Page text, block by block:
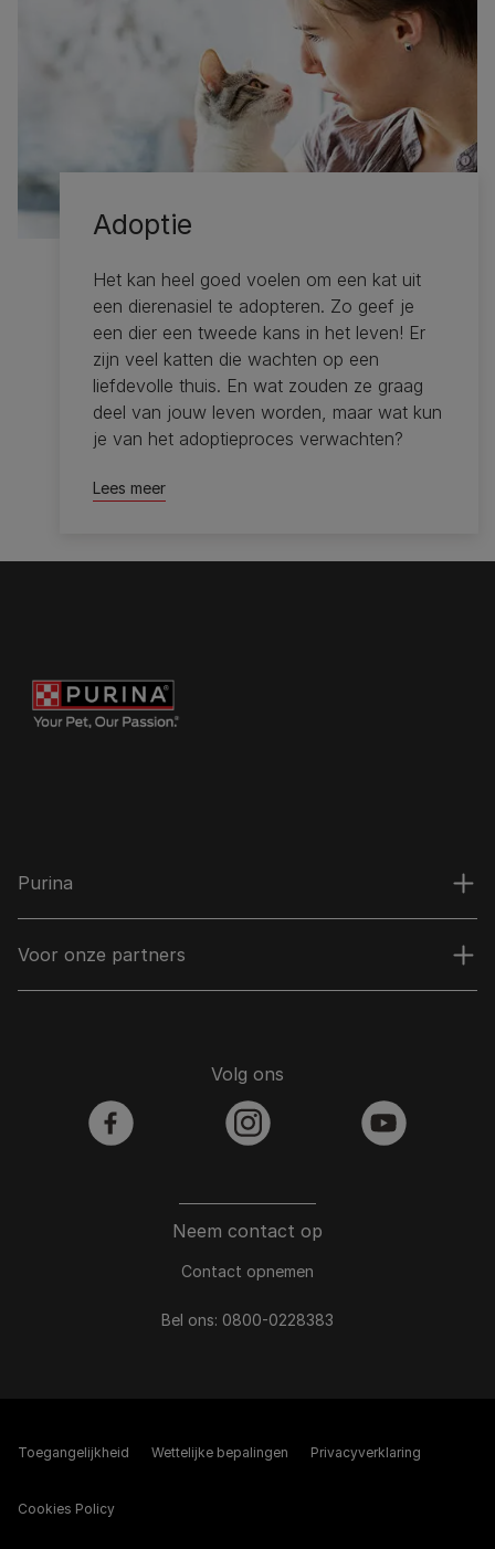
Adoptie
Het kan heel goed voelen om een kat uit
een dierenasiel te adopteren. Zo geef je
een dier een tweede kans in het leven! Er
zijn veel katten die wachten op een
liefdevolle thuis. En wat zouden ze graag
deel van jouw leven worden, maar wat kun
je van het adoptieproces verwachten?
Lees meer
Purina
Voor onze partners
Neem contact op
Contact opnemen
Bel ons: 0800-0228383
Volg ons
facebook instagram youtube
Toegangelijkheid Wettelijke bepalingen​ Privacyverklaring
Cookies Policy